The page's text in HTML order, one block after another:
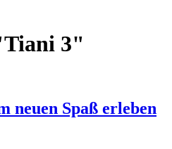
3"
neuen Spaß erleben